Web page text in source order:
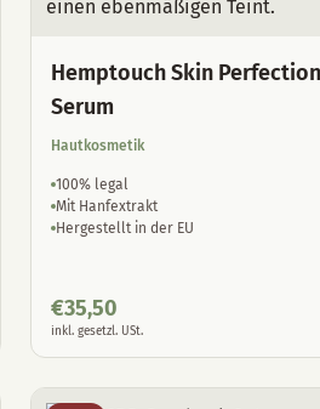
Hemptouch Skin
Serum
Hautkosmetik
100% legal
Mit Hanfextrakt
Hergestellt in der EU
€35,50
inkl. gesetzl. USt.